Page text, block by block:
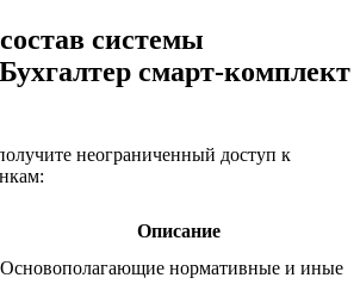
системы
смарт-комплект
неограниченный доступ к
Описание
Основополагающие нормативные и иные